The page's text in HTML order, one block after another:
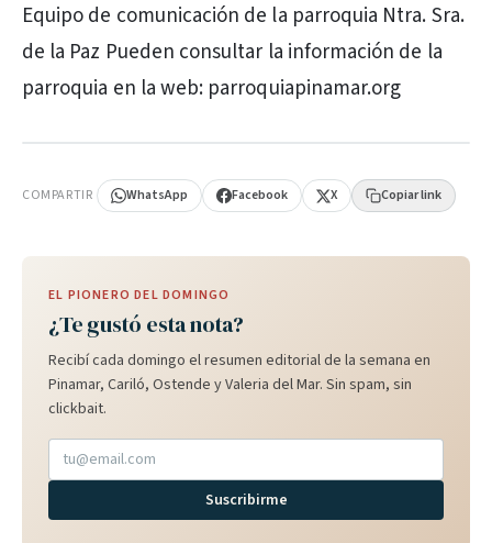
Equipo de comunicación de la parroquia Ntra. Sra.
de la Paz Pueden consultar la información de la
parroquia en la web: parroquiapinamar.org
COMPARTIR WhatsApp Facebook X Copiar link
EL PIONERO DEL DOMINGO
¿Te gustó esta nota?
Recibí cada domingo el resumen editorial de la semana en
Pinamar, Cariló, Ostende y Valeria del Mar. Sin spam, sin
clickbait.
Suscribirme